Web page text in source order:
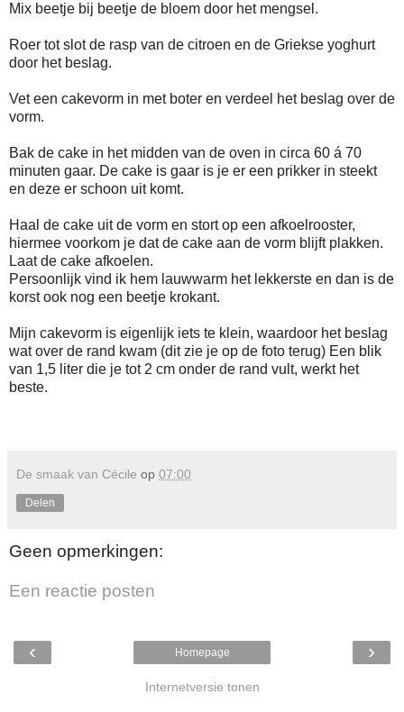
Mix beetje bij beetje de bloem door het mengsel.
Roer tot slot de rasp van de citroen en de Griekse yoghurt
door het beslag.
Vet een cakevorm in met boter en verdeel het beslag over de
vorm.
Bak de cake in het midden van de oven in circa 60 á 70
minuten gaar. De cake is gaar is je er een prikker in steekt
en deze er schoon uit komt.
Haal de cake uit de vorm en stort op een afkoelrooster,
hiermee voorkom je dat de cake aan de vorm blijft plakken.
Laat de cake afkoelen.
Persoonlijk vind ik hem lauwwarm het lekkerste en dan is de
korst ook nog een beetje krokant.
Mijn cakevorm is eigenlijk iets te klein, waardoor het beslag
wat over de rand kwam (dit zie je op de foto terug) Een blik
van 1,5 liter die je tot 2 cm onder de rand vult, werkt het
beste.
De smaak van Cécile op 07:00
Delen
Geen opmerkingen:
Een reactie posten
‹ ›
Homepage
Internetversie tonen